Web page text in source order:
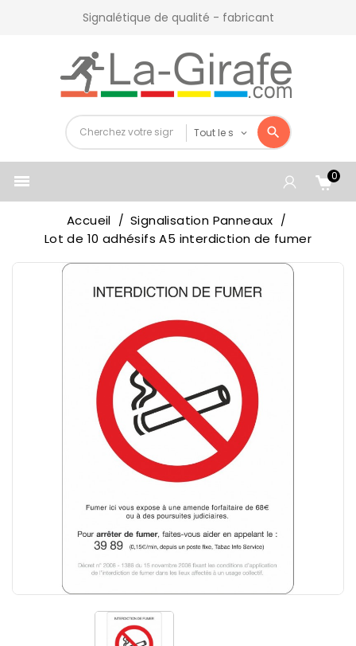
Signalétique de qualité - fabricant
 0
Accueil
Signalisation Panneaux
Lot de 10 adhésifs A5 interdiction de fumer